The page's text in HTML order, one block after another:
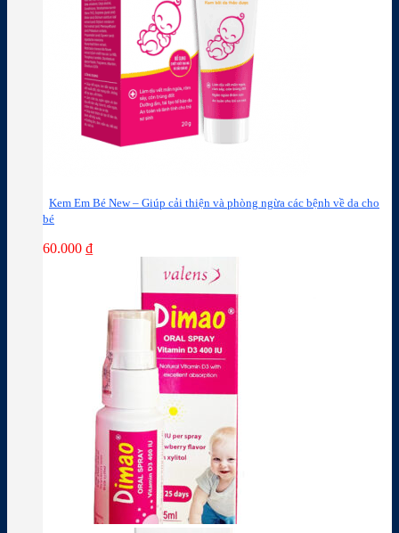
Kem Em Bé New – Giúp cải thiện và phòng ngừa các bệnh về da cho
bé
60.000 ₫